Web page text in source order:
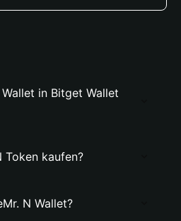
in Bitget Wallet
Token kaufen?
N Wallet?